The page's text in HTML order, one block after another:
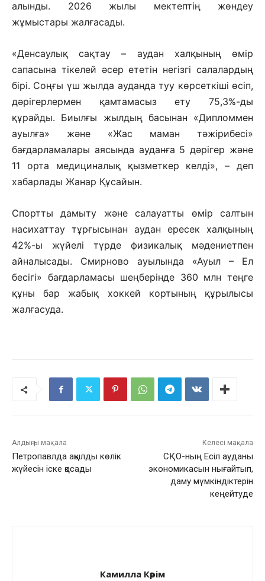
алынды. 2026 жылы мектептің жөндеу
жұмыстары жалғасады.
«Денсаулық сақтау – аудан халқының өмір
сапасына тікелей әсер ететін негізгі салалардың
бірі. Соңғы үш жылда ауданда туу көрсеткіші өсіп,
дәрігерлермен қамтамасыз ету 75,3%-ды
құрайды. Биылғы жылдың басынан «Дипломмен
ауылға» және «Жас маман тәжірибесі»
бағдарламалары аясында ауданға 5 дәрігер және
11 орта медициналық қызметкер келді», – деп
хабарлады Жанар Құсайын.
Спортты дамыту және салауатты өмір салтын
насихаттау тұрғысынан аудан ересек халқының
42%-ы жүйелі түрде физикалық мәдениетпен
айналысады. Смирново ауылында «Ауыл – Ел
бесігі» бағдарламасы шеңберінде 360 млн теңге
құны бар жабық хоккей кортының құрылысы
жалғасуда.
Алдыңғы мақала
Петропавлда ақылды көлік
жүйесін іске қосады
Келесі мақала
СҚО-ның Есіл ауданы
экономикасын нығайтып,
даму мүмкіндіктерін
кеңейтуде
Камилла Кәрім